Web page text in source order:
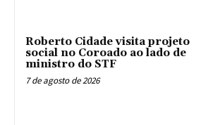
Roberto Cidade visita projeto
social no Coroado ao lado de
ministro do STF
7 de agosto de 2026